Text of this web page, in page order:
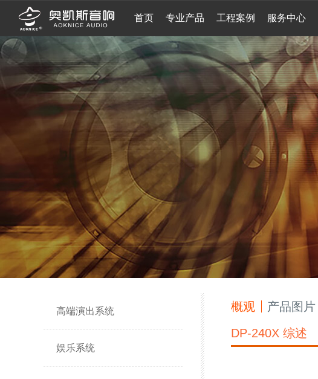
首页 专业产品 工程案例 服务中心
高端演出系统
娱乐系统
概观 产品图片
DP-240X 综述